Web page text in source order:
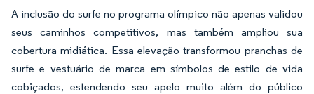
A inclusão do surfe no programa olímpico não apenas validou
seus caminhos competitivos, mas também ampliou sua
cobertura midiática. Essa elevação transformou pranchas de
surfe e vestuário de marca em símbolos de estilo de vida
cobiçados, estendendo seu apelo muito além do público